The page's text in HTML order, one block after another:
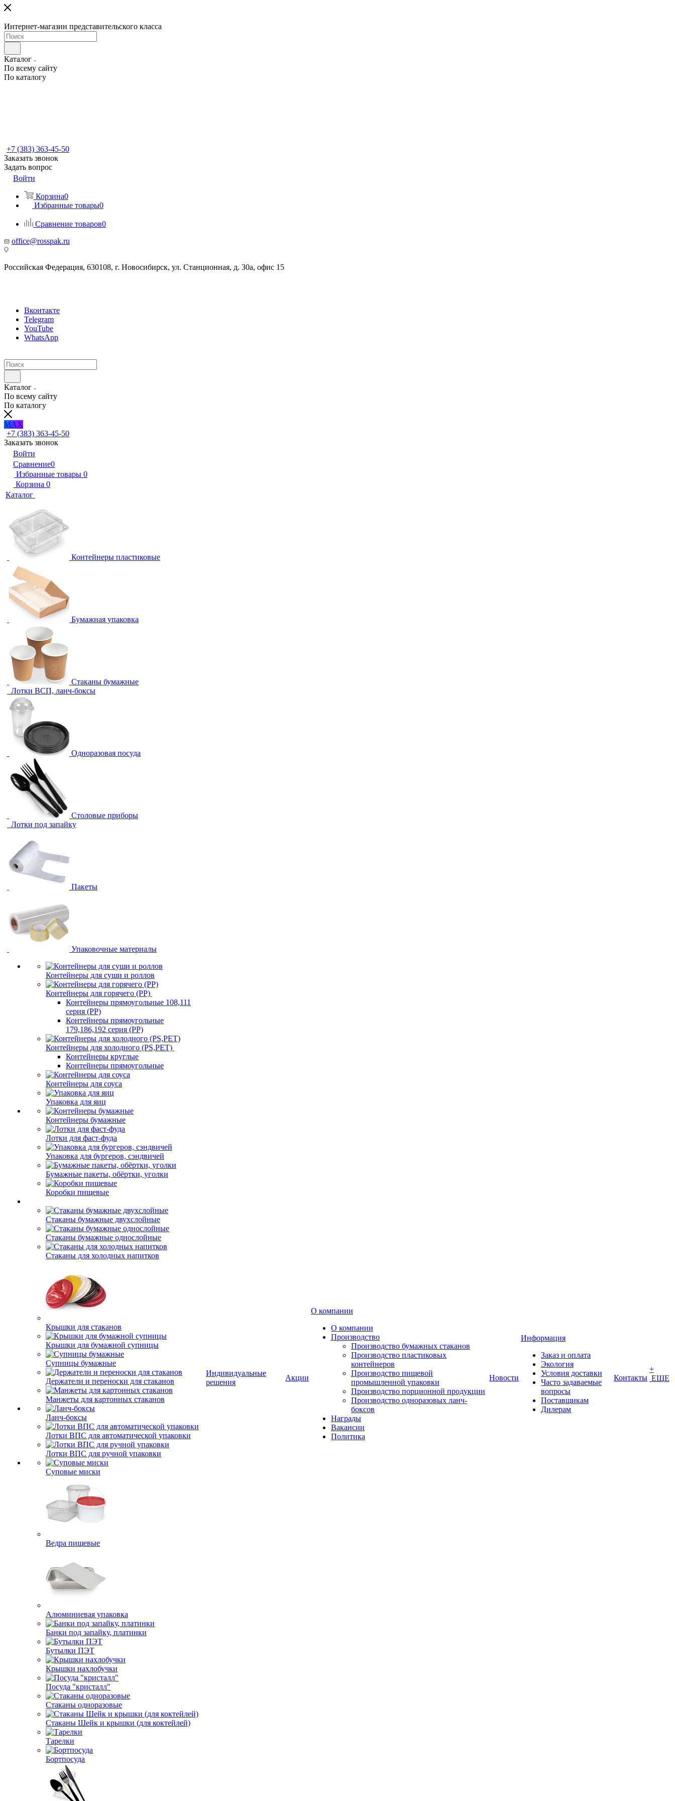
Интернет-магазин представительского класса
Каталог
По всему сайту
По каталогу
+7 (383) 363-45-50
Заказать звонок
Задать вопрос
Войти
Корзина0
Избранные товары0
Сравнение товаров0
office@rosspak.ru
Российская Федерация, 630108, г. Новосибирск, ул. Станционная, д. 30а, офис 15
Вконтакте
Telegram
YouTube
WhatsApp
Каталог
По всему сайту
По каталогу
MAX
+7 (383) 363-45-50
Заказать звонок
Войти
Сравнение0
Избранные товары 0
Корзина 0
Каталог
Контейнеры пластиковые
Бумажная упаковка
Стаканы бумажные
Лотки ВСП, ланч-боксы
Одноразовая посуда
Столовые приборы
Лотки под запайку
Пакеты
Упаковочные материалы
Контейнеры для суши и роллов
Контейнеры для горячего (PP)
Контейнеры прямоугольные 108,111
серия (PP)
Контейнеры прямоугольные
179,186,192 серия (PP)
Контейнеры для холодного (PS,PET)
Контейнеры круглые
Контейнеры прямоугольные
Контейнеры для соуса
Упаковка для яиц
Контейнеры бумажные
Лотки для фаст-фуда
Упаковка для бургеров, сэндвичей
Бумажные пакеты, обёртки, уголки
Коробки пищевые
Стаканы бумажные двухслойные
Стаканы бумажные однослойные
Стаканы для холодных напитков
Крышки для стаканов
Крышки для бумажной супницы
Супницы бумажные
Держатели и переноски для стаканов
Манжеты для картонных стаканов
Ланч-боксы
Лотки ВПС для автоматической упаковки
Лотки ВПС для ручной упаковки
Суповые миски
Ведра пищевые
Алюминиевая упаковка
Банки под запайку, платинки
Бутылки ПЭТ
Крышки нахлобучки
Посуда "кристалл"
Стаканы одноразовые
Стаканы Шейк и крышки (для коктейлей)
Тарелки
Бортпосуда
Индивидуальные
решения
Акции
О компании
О компании
Производство
Производство бумажных стаканов
Производство пластиковых
контейнеров
Производство пищевой
промышленной упаковки
Производство порционной продукции
Производство одноразовых ланч-
боксов
Награды
Вакансии
Политика
Новости
Информация
Заказ и оплата
Экология
Условия доставки
Часто задаваемые
вопросы
Поставщикам
Дилерам
Контакты
+
ЕЩЕ